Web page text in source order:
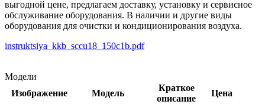
выгодной цене, предлагаем доставку, установку и сервисное
обслуживание оборудования. В наличии и другие виды
оборудования для очистки и кондиционирования воздуха.
instruktsiya_kkb_sccu18_150c1b.pdf
Модели
Изображение
Модель
Краткое
описание
Цена